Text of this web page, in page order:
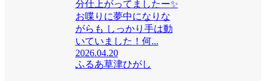
分仕上がってましたー✨
お喋りに夢中になりな
がらも しっかり手は動
いていました！何...
2026.04.20
ふるあ草津ひがし